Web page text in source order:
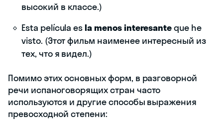
высокий в классе.)
Esta película esla menos interesanteque he
visto. (Этот фильм наименее интересный из
тех, что я видел.)
Помимо этих основных форм, в разговорной
речи испаноговорящих стран часто
используются и другие способы выражения
превосходной степени: